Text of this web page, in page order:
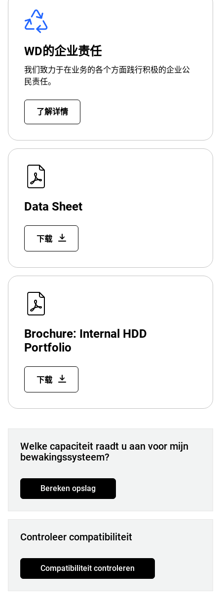
WD的企业责任
我们致力于在业务的各个方面践行积极的企业公
民责任。
了解详情
Data Sheet
下载
Brochure: Internal HDD
Portfolio
下载
Welke capaciteit raadt u aan voor mijn
bewakingssysteem?
Bereken opslag
Controleer compatibiliteit
Compatibiliteit controleren